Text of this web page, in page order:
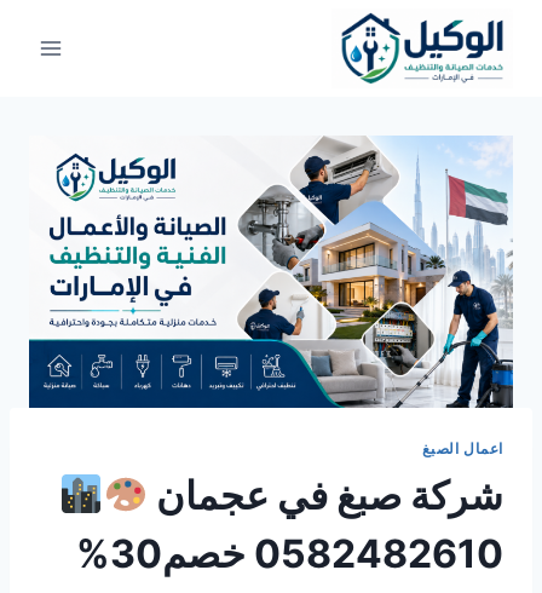
التجاوز
المحتوى
اعمال الصبغ
شركة صبغ في عجمان
0582482610 خصم30%